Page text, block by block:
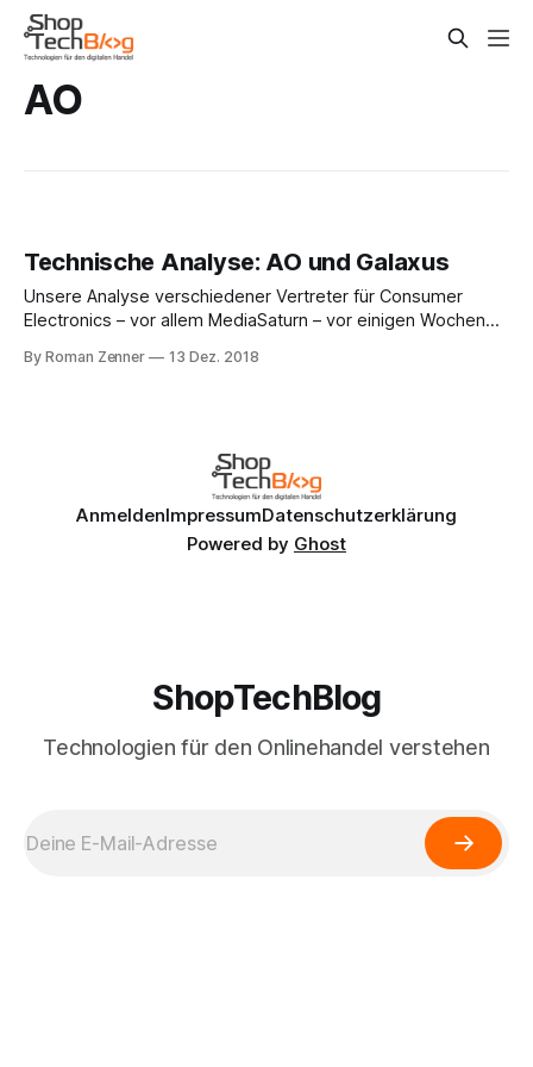
AO
Technische Analyse: AO und Galaxus
Unsere Analyse verschiedener Vertreter für Consumer
Electronics – vor allem MediaSaturn – vor einigen Wochen
wir uns besonders gefreut, dass sich Atul Bhardwaj, CTO
By Roman Zenner 13 Dez. 2018
AnmeldenImpressumDatenschutzerklärung
Powered by Ghost
ShopTechBlog
Technologien für den Onlinehandel verstehen